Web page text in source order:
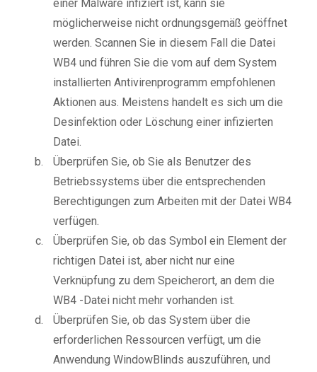
einer Malware infiziert ist, kann sie
möglicherweise nicht ordnungsgemäß geöffnet
werden. Scannen Sie in diesem Fall die Datei
WB4 und führen Sie die vom auf dem System
installierten Antivirenprogramm empfohlenen
Aktionen aus. Meistens handelt es sich um die
Desinfektion oder Löschung einer infizierten
Datei.
Überprüfen Sie, ob Sie als Benutzer des
Betriebssystems über die entsprechenden
Berechtigungen zum Arbeiten mit der Datei WB4
verfügen.
Überprüfen Sie, ob das Symbol ein Element der
richtigen Datei ist, aber nicht nur eine
Verknüpfung zu dem Speicherort, an dem die
WB4 -Datei nicht mehr vorhanden ist.
Überprüfen Sie, ob das System über die
erforderlichen Ressourcen verfügt, um die
Anwendung WindowBlinds auszuführen, und